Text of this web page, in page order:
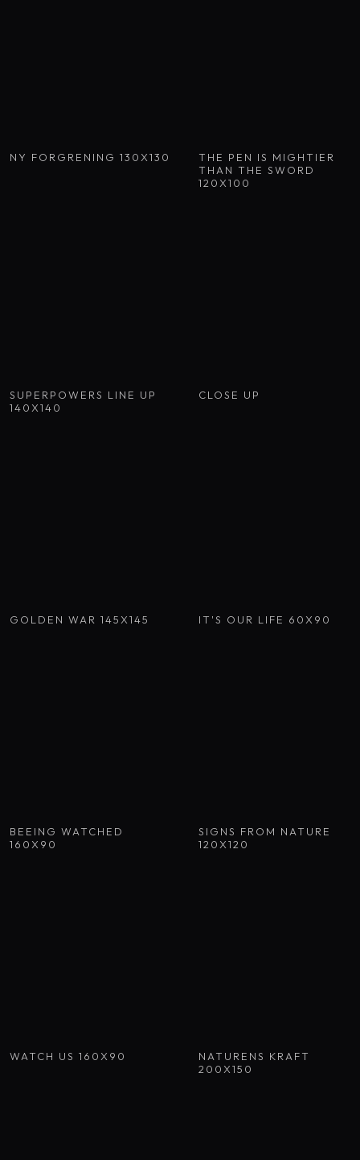
NY FORGRENING 130X130
THE PEN IS MIGHTIER
THAN THE SWORD
120X100
SUPERPOWERS LINE UP
140X140
CLOSE UP
GOLDEN WAR 145X145 IT'S OUR LIFE 60X90
BEEING WATCHED
160X90
SIGNS FROM NATURE
120X120
WATCH US 160X90
NATURENS KRAFT
200X150